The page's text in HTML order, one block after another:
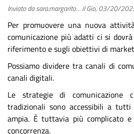
Inviato dasara.margarito…ilGio, 03/20/
Per promuovere una nuova
comunicazione più adatti ci si
riferimento e sugli obiettivi di
Possiamo dividere tra canali di
canali digitali.
Le strategie di comunicazione
tradizionali sono accessibili a
ampia. È tuttavia più complicato e
concorrenza.